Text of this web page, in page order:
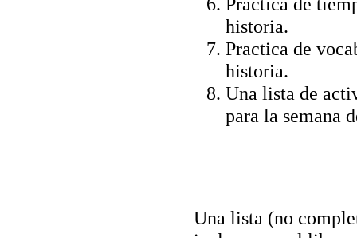
historia.
Practica de
historia.
Una lista de
para la semana
Una lista (no